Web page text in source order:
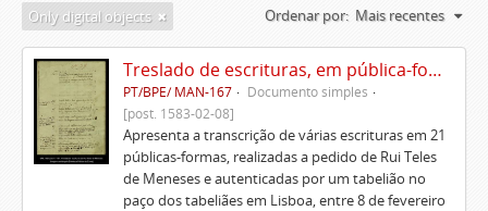
Only digital objects Ordenar por: Mais recentes
Treslado de escrituras, em pública-forma, de Rui Teles de Meneses
PT/BPE/ MAN-167
Documento simples
[post. 1583-02-08]
Apresenta a transcrição de várias escrituras em 21
públicas-formas, realizadas a pedido de Rui Teles
de Meneses e autenticadas por um tabelião no
paço dos tabeliães em Lisboa, entre 8 de fevereiro